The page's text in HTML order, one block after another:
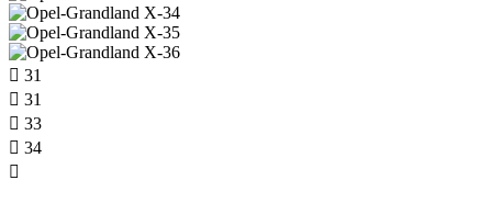
31
31
33
34